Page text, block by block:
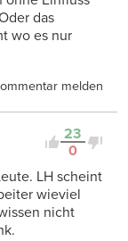
das
wo es nur
melden
23
0
LH scheint
wieviel
nicht